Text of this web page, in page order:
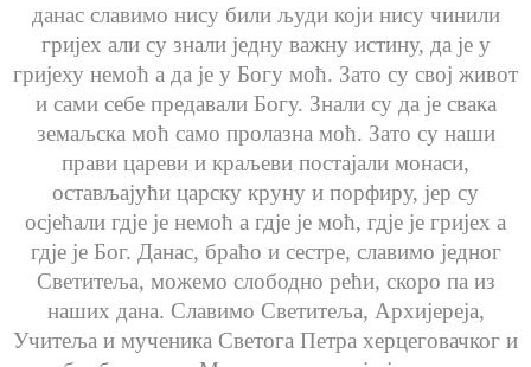
данас славимо нису били људи који нису чинили
гријех али су знали једну важну истину, да је у
гријеху немоћ а да је у Богу моћ. Зато су свој живот
и сами себе предавали Богу. Знали су да је свака
земаљска моћ само пролазна моћ. Зато су наши
прави цареви и краљеви постајали монаси,
остављајући царску круну и порфиру, јер су
осјећали гдје је немоћ а гдје је моћ, гдје је гријех а
гдје је Бог. Данас, браћо и сестре, славимо једног
Светитеља, можемо слободно рећи, скоро па из
наших дана. Славимо Светитеља, Архијереја,
Учитеља и мученика Светога Петра херцеговачког и